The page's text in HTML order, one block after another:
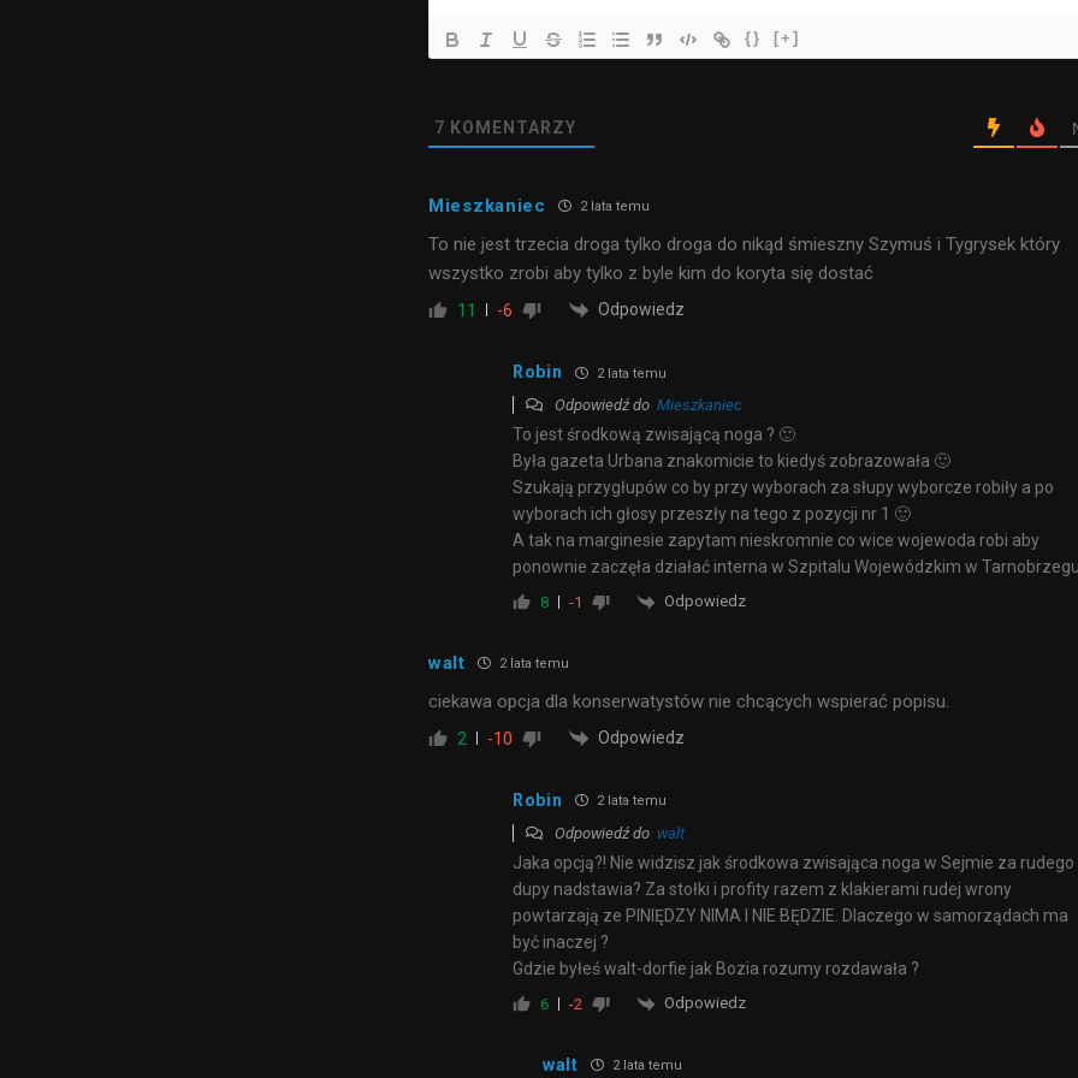
{} [+]
7 KOMENTARZY
Mieszkaniec 2 lata temu
To nie jest trzecia droga tylko droga do nikąd śmieszny Szymuś i Tygrysek który
wszystko zrobi aby tylko z byle kim do koryta się dostać
11 -6 Odpowiedz
Robin 2 lata temu
Odpowiedź do Mieszkaniec
To jest środkową zwisającą noga ? 🙂
Była gazeta Urbana znakomicie to kiedyś zobrazowała 🙂
Szukają przygłupów co by przy wyborach za słupy wyborcze robiły a po
wyborach ich głosy przeszły na tego z pozycji nr 1 🙂
A tak na marginesie zapytam nieskromnie co wice wojewoda robi aby
ponownie zaczęła działać interna w Szpitalu Wojewódzkim w
8 -1 Odpowiedz
walt 2 lata temu
ciekawa opcja dla konserwatystów nie chcących wspierać popisu.
2 -10 Odpowiedz
Robin 2 lata temu
Odpowiedź do walt
Jaka opcją?! Nie widzisz jak środkowa zwisająca noga w Sejmie za rudego
dupy nadstawia? Za stołki i profity razem z klakierami rudej wrony
powtarzają ze PINIĘDZY NIMA I NIE BĘDZIE. Dlaczego w samorządach ma
być inaczej ?
Gdzie byłeś walt-dorfie jak Bozia rozumy rozdawała ?
6 -2 Odpowiedz
walt 2 lata temu